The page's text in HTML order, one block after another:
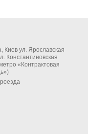
Киев ул. Ярославская